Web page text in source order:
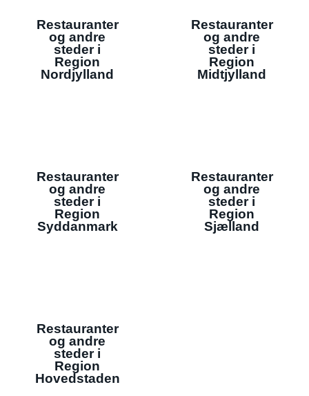
Restauranter
og andre
steder i
Region
Nordjylland
Restauranter
og andre
steder i
Region
Midtjylland
Restauranter
og andre
steder i
Region
Syddanmark
Restauranter
og andre
steder i
Region
Sjælland
Restauranter
og andre
steder i
Region
Hovedstaden